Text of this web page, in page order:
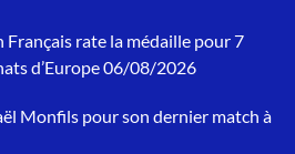
rate la médaille pour 7
d’Europe06/08/2026
Monfils pour son dernier match à